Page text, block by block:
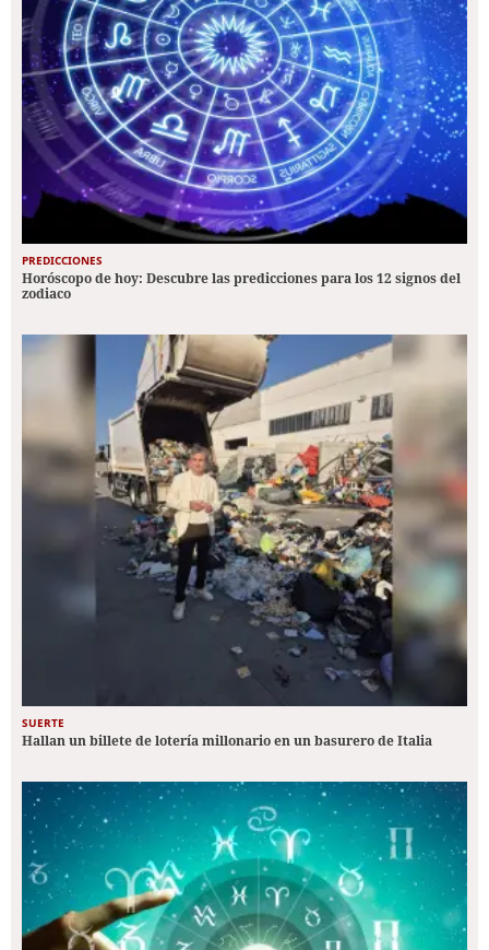
PREDICCIONES
Horóscopo de hoy: Descubre las predicciones para los 12 signos del
zodiaco
SUERTE
Hallan un billete de lotería millonario en un basurero de Italia